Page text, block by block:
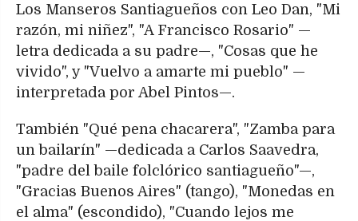
Los Manseros Santiagueños con Leo Dan, "Mi
razón, mi niñez", "A Francisco Rosario" —
letra dedicada a su padre—, "Cosas que he
vivido", y "Vuelvo a amarte mi pueblo" —
interpretada por Abel Pintos—.
También "Qué pena chacarera", "Zamba para
un bailarín" —dedicada a Carlos Saavedra,
"padre del baile folclórico santiagueño"—,
"Gracias Buenos Aires" (tango), "Monedas en
el alma" (escondido), "Cuando lejos me